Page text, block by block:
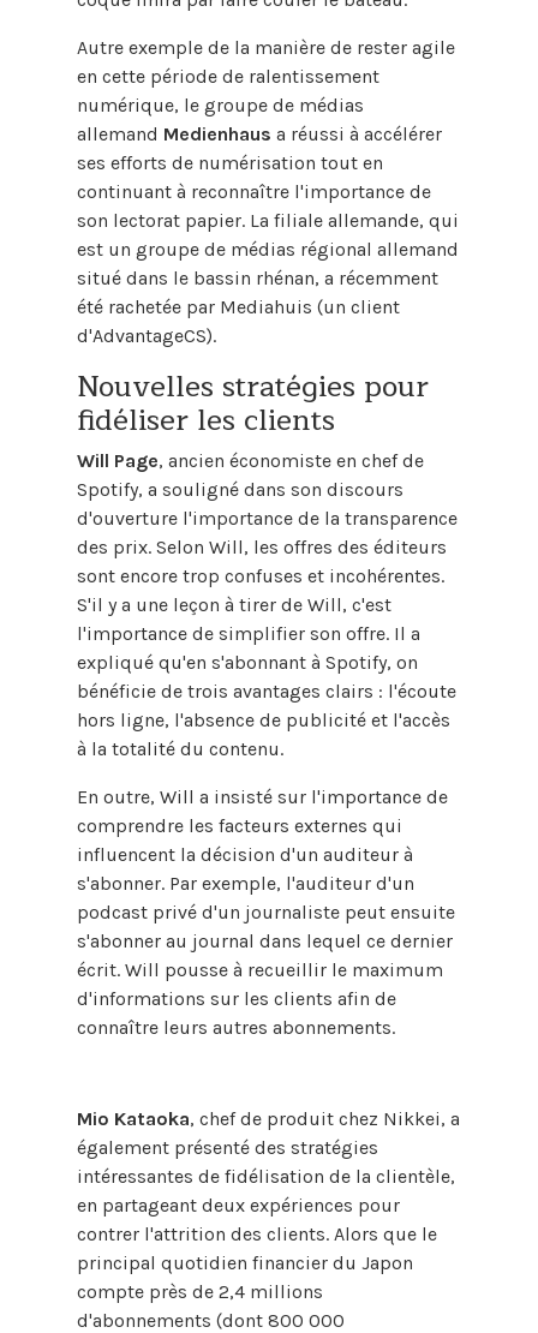
Autre exemple de la manière de rester agile
en cette période de ralentissement
numérique, le groupe de médias
allemand Medienhaus a réussi à accélérer
ses efforts de numérisation tout en
continuant à reconnaître l'importance de
son lectorat papier. La filiale allemande, qui
est un groupe de médias régional allemand
situé dans le bassin rhénan, a récemment
été rachetée par Mediahuis (un client
d'AdvantageCS).
Nouvelles stratégies pour
fidéliser les clients
Will Page, ancien économiste en chef de
Spotify, a souligné dans son discours
d'ouverture l'importance de la transparence
des prix. Selon Will, les offres des éditeurs
sont encore trop confuses et incohérentes.
S'il y a une leçon à tirer de Will, c'est
l'importance de simplifier son offre. Il a
expliqué qu'en s'abonnant à Spotify, on
bénéficie de trois avantages clairs : l'écoute
hors ligne, l'absence de publicité et l'accès
à la totalité du contenu.
En outre, Will a insisté sur l'importance de
comprendre les facteurs externes qui
influencent la décision d'un auditeur à
s'abonner. Par exemple, l'auditeur d'un
podcast privé d'un journaliste peut ensuite
s'abonner au journal dans lequel ce dernier
écrit. Will pousse à recueillir le maximum
d'informations sur les clients afin de
connaître leurs autres abonnements.
Mio Kataoka, chef de produit chez Nikkei, a
également présenté des stratégies
intéressantes de fidélisation de la clientèle,
en partageant deux expériences pour
contrer l'attrition des clients. Alors que le
principal quotidien financier du Japon
compte près de 2,4 millions
d'abonnements (dont 800 000